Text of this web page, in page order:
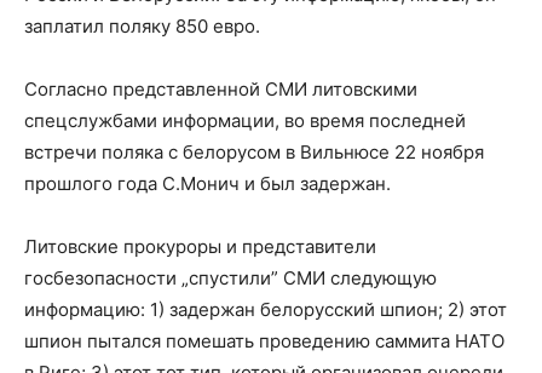
заплатил поляку 850 евро.
Согласно представленной СМИ литовскими
спецслужбами информации, во время последней
встречи поляка с белорусом в Вильнюсе 22 ноября
прошлого года С.Монич и был задержан.
Литовские прокуроры и представители
госбезопасности „спустили” СМИ следующую
информацию: 1) задержан белорусский шпион; 2) этот
шпион пытался помешать проведению саммита НАТО